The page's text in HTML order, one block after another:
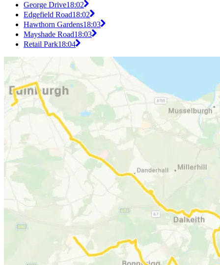
George Drive18:02
Edgefield Road18:02
Hawthorn Gardens18:03
Mayshade Road18:03
Retail Park18:04